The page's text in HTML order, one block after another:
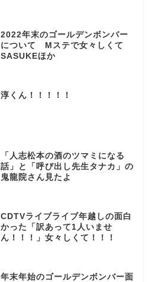
2022年末のゴールデンボンバー
について Mステで女々しくて
SASUKEほか
淳くん！！！！！
「人志松本の酒のツマミになる
話」と「呼び出し先生タナカ」の
鬼龍院さん見たよ
CDTVライブライブ年越しの面白
かった「訳あって1人いませ
ん！！！」女々しくて！！！
年末年始のゴールデンボンバー面